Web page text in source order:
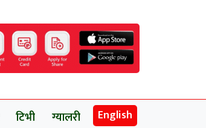
टिभी ग्यालरी English